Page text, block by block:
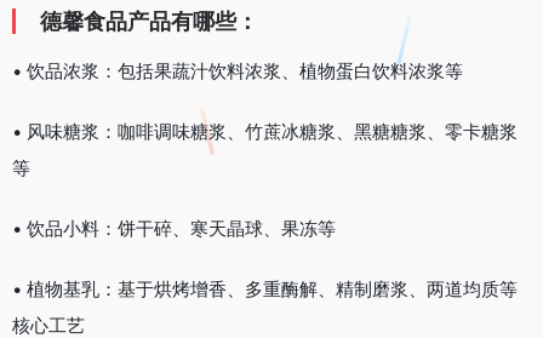
德馨食品产品有哪些：
• 饮品浓浆：包括果蔬汁饮料浓浆、植物蛋白饮料浓浆等
• 风味糖浆：咖啡调味糖浆、竹蔗冰糖浆、黑糖糖浆、零卡糖浆
等
• 饮品小料：饼干碎、寒天晶球、果冻等
• 植物基乳：基于烘烤增香、多重酶解、精制磨浆、两道均质等
核心工艺